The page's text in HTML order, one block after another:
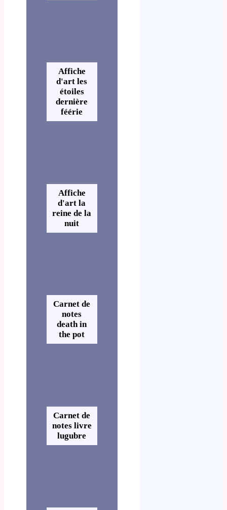
Affiche
d'art les
étoiles
dernière
féérie
Affiche
d'art la
reine de la
nuit
Carnet de
notes
death in
the pot
Carnet de
notes livre
lugubre